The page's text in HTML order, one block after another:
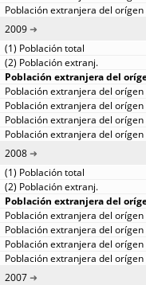
2009
2008
2007